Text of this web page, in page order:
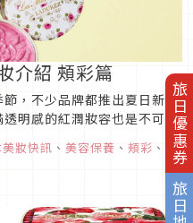
旅日優惠券
介紹 頰彩篇
，不少品牌都推出夏日新款
明感的紅潤妝容也是不可或
圖片來源1.HERMÈS/瑰麗
愛馬仕的第...
美妝快訊 、 美容保養 、 頰彩 、
美